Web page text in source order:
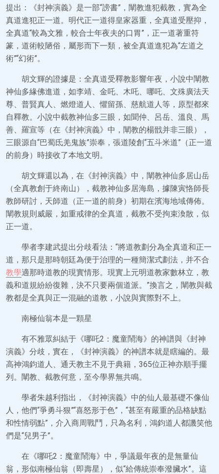
提出：《封神演義》是一部“謗書”，闡教進犯截教，實為全
真道進犯正一道。明代正一道得皇家器重，全真道受壓抑，
全真道“較為文雅，較合士年夜夫的口胃”，正一道著重符
篆，道術較陋俗，屬形而下一類，被全真道進犯為“左道之
術”“幻術”。
胡文輝的證據是：全真道受釋教影響年夜，小說中闡教
神仙多緣佛進道，如李靖、金吒、木吒、哪吒、文殊廣法天
尊、普賢真人、燃燈道人、懼留孫、慈航道人等，原型都來
自釋教。小說中截教神仙多三眼，如聞仲、呂岳、溫良、馬
善、羅宣等（在《封神演義》中，闡教的楊戩并非三眼），
三眼源自“巴蜀氐羌鬼族”崇奉，張道陵創“五斗米道”（正一道
的前身）時接收了本地文明。
胡文輝還以為，在《封神演義》中，闡教神仙多居山岳
（全真教創于終南山），截教神仙多居海島，據陳寅恪師長
教師研討，天師道（正一道的前身）初期在濱海地域傳佈。
闡教規則威嚴，如重戒律的全真道，截教不受拘束渙散，似
正一道。
學者李建武提出分歧看法：“將道教劃分為全真道和正一
道，那只是那時朝廷為便于治理的一種簡潔式劃法，并不合
教學適那時道教的現實情形。現實上元明道教家數林立，教
義和道規紛紛復雜，決不只要兩個道派。”換言之，闡教與截
教都是全真與正一混融的道教，小說與實際對不上。
南極仙翁本是一顆星
有不雅眾糾結于《哪吒2：魔童鬧海》的神譜與《封神
演義》分歧，實在，《封神演義》的神譜本就是瞎編的。最
高神鴻鈞道人、通天教主不見于典籍，365位正神亦順手擺
列。闡教、截教何意，至今學界無共鳴。
學者朱越利指出，《封神演義》中的仙人最基礎不像仙
人，他們“爭勇斗狠”“喜怒形于色”，“甚至有嚴重的品格缺點
和性情弱點”，介入商周戰鬥，只為名利，鴻鈞道人都譏笑他
們是“兒男子”。
在《哪吒2：魔童鬧海》中，爭議最年夜的是無量仙
翁，形似南極仙翁（即壽星），似“給傳統崇奉潑臟水”。這